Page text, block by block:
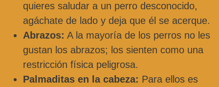
quieres saludar a un perro desconocido,
agáchate de lado y deja que él se acerque.
Abrazos: A la mayoría de los perros no les
gustan los abrazos; los sienten como una
restricción física peligrosa.
Palmaditas en la cabeza: Para ellos es